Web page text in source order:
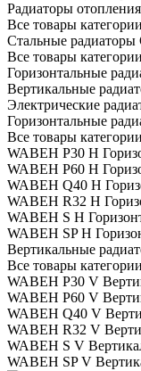
Радиаторы отопления
Все товары категории
Стальные
Все товары категории
Горизонтальные
Вертикальные
Электрические
Горизонтальные
Все товары категории
WABEH P30 H
WABEH P60 H
WABEH Q40 H
WABEH R32 H
WABEH S H
WABEH SP H
Вертикальные
Все товары категории
WABEH P30 V
WABEH P60 V
WABEH Q40 V
WABEH R32 V
WABEH S V
WABEH SP V